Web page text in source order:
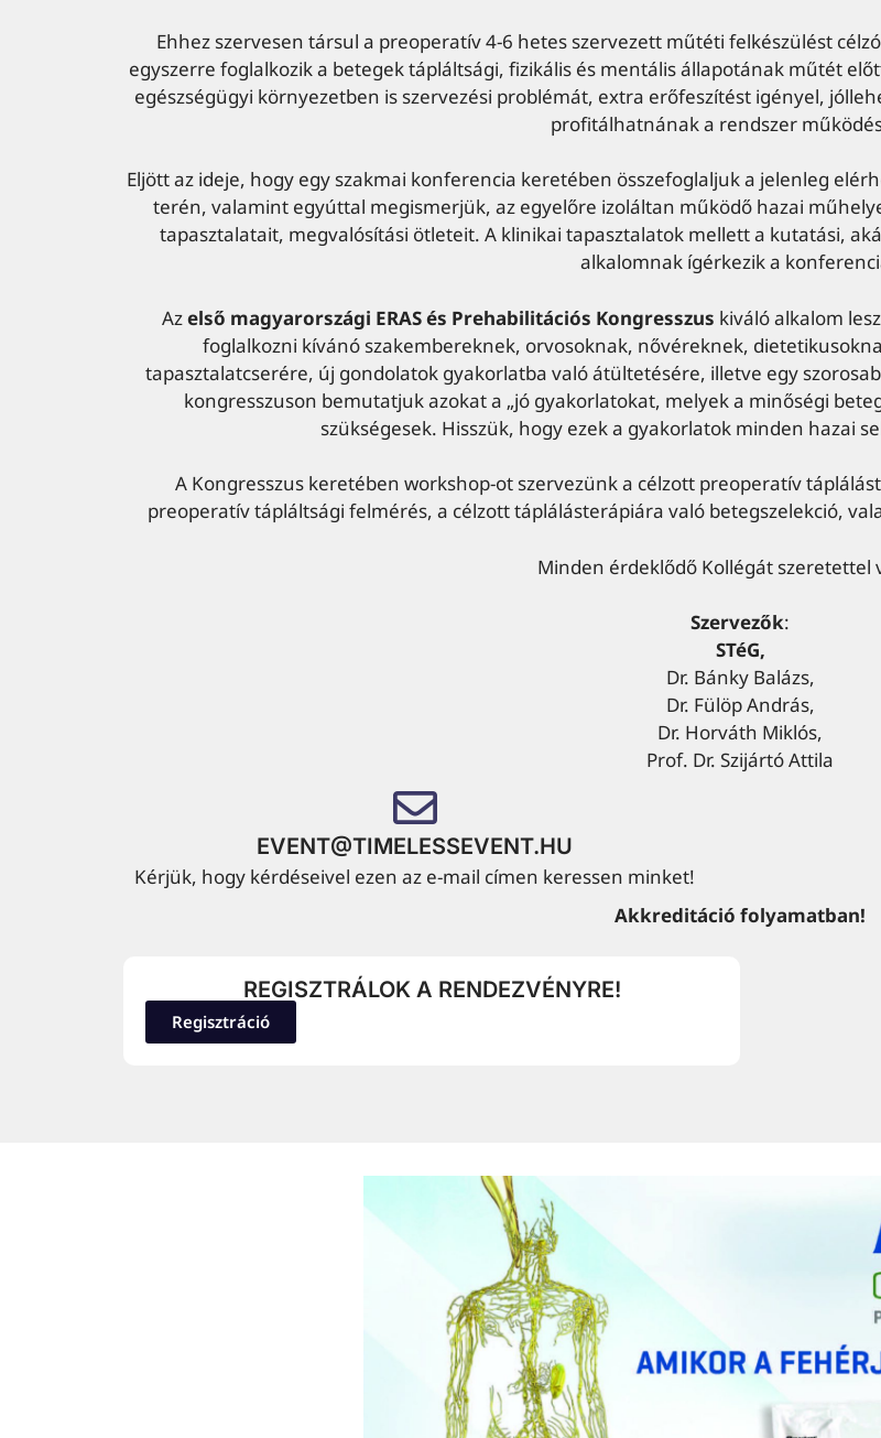
Ehhez szervesen társul a preoperatív 4-6 hetes szervezett műtéti felkészülést
egyszerre foglalkozik a betegek tápláltsági, fizikális és mentális állapotának műtét
egészségügyi környezetben is szervezési problémát, extra erőfeszítést igényel,
profitálhatnának a rendszer
Eljött az ideje, hogy egy szakmai konferencia keretében összefoglaljuk a jelenleg
terén, valamint egyúttal megismerjük, az egyelőre izoláltan működő hazai
tapasztalatait, megvalósítási ötleteit. A klinikai tapasztalatok mellett a kutatási,
alkalomnak ígérkezik a
Azelső magyarországi ERAS és Prehabilitációs Kongresszus kiváló alkalom
foglalkozni kívánó szakembereknek, orvosoknak, nővéreknek,
tapasztalatcserére, új gondolatok gyakorlatba való átültetésére, illetve egy
kongresszuson bemutatjuk azokat a „jó gyakorlatokat, melyek a minőségi
szükségesek. Hisszük, hogy ezek a gyakorlatok minden hazai
A Kongresszus keretében workshop-ot szervezünk a célzott preoperatív
preoperatív tápláltsági felmérés, a célzott táplálásterápiára való betegszelekció,
Minden érdeklődő Kollégát szeretettel
Szervezők:
STéG,
Dr. Bánky Balázs,
Dr. Fülöp András,
Dr. Horváth Miklós,
Prof. Dr. Szijártó Attila
EVENT@TIMELESSEVENT.HU
Kérjük, hogy kérdéseivel ezen az e-mail címen keressen minket!
Akkreditáció folyamatban!
REGISZTRÁLOK A RENDEZVÉNYRE!
Regisztráció